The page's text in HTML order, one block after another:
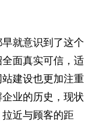
就意识到了这个
面真实可信，适
建设也更加注重
业的历史，现状
近与顾客的距